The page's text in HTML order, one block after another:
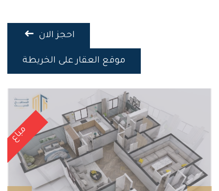
احجز الان
موقع العقار على الخريطة
مباع